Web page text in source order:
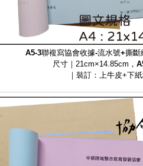
A5-3聯複寫協會收據-流水號+撕
尺寸｜21cm×14.85cm，
｜裝訂：上牛皮+下